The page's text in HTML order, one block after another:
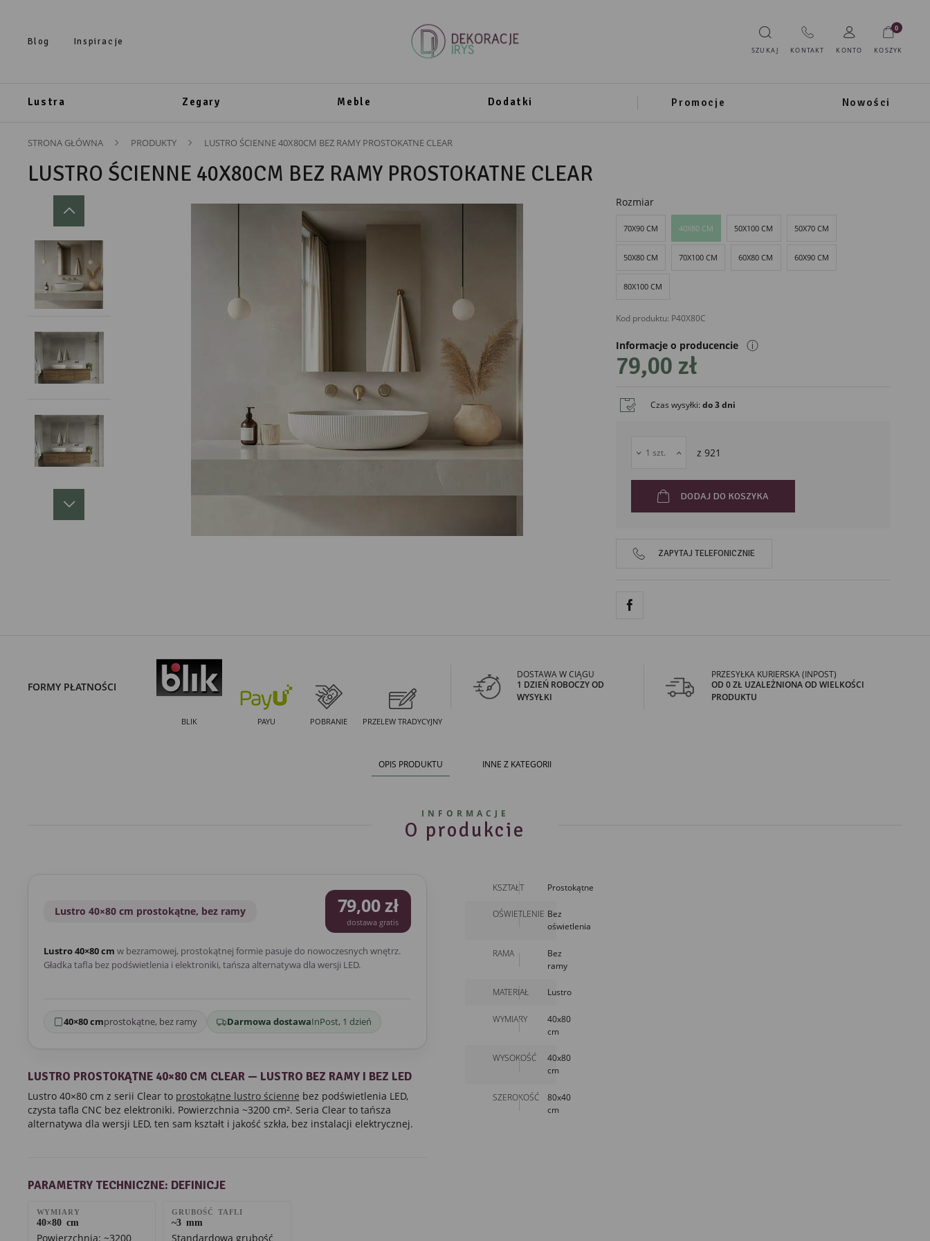
Blog Inspiracje
SZUKAJ KONTAKT KONTO KOSZYK
0
Lustra Zegary Meble Dodatki Promocje Nowości
STRONA GŁÓWNA PRODUKTY LUSTRO ŚCIENNE 40X80CM BEZ RAMY PROSTOKATNE CLEAR
LUSTRO ŚCIENNE 40X80CM BEZ RAMY PROSTOKATNE CLEAR
Rozmiar
70X90 CM 40X80 CM 50X100 CM 50X70 CM
50X80 CM 70X100 CM 60X80 CM 60X90 CM
80X100 CM
Kod produktu: P40X80C
Informacje o producencie
DekoracjeIrys.pl Paweł Ćwikliński
726689468
biuro@dekoracjeirys.pl
Ul. Leśna 13
ⓘ
79,00 zł
Czas wysyłki:do 3 dni
z 921
DODAJ DO KOSZYKA
ZAPYTAJ TELEFONICZNIE
FORMY PŁATNOŚCI
BLIK PAYU POBRANIE PRZELEW TRADYCYJNY
DOSTAWA W CIĄGU
1 DZIEŃ ROBOCZY OD
WYSYŁKI
PRZESYŁKA KURIERSKA (INPOST)
OD 0 ZŁ UZALEŻNIONA OD WIELKOŚCI
PRODUKTU
OPIS PRODUKTU INNE Z KATEGORII
INFORMACJE
O produkcie
Lustro 40×80 cm prostokątne, bez ramy 79,00 zł
dostawa gratis
Lustro 40×80 cm w bezramowej, prostokątnej formie pasuje do nowoczesnych wnętrz.
Gładka tafla bez podświetlenia i elektroniki, tańsza alternatywa dla wersji LED.
40×80 cmprostokątne, bez ramy Darmowa dostawaInPost, 1 dzień
LUSTRO PROSTOKĄTNE 40×80 CM CLEAR — LUSTRO BEZ RAMY I BEZ LED
Lustro 40×80 cm z serii Clear to prostokątne lustro ścienne bez podświetlenia LED,
czysta tafla CNC bez elektroniki. Powierzchnia ~3200 cm². Seria Clear to tańsza
alternatywa dla wersji LED, ten sam kształt i jakość szkła, bez instalacji elektrycznej.
PARAMETRY TECHNICZNE: DEFINICJE
WYMIARY
40×80 cm
Powierzchnia: ~3200
GRUBOŚĆ TAFLI
~3 mm
Standardowa grubość
KSZTAŁT Prostokątne
OŚWIETLENIE Bez
oświetlenia
RAMA
Bez
ramy
MATERIAŁ Lustro
WYMIARY
40x80
cm
WYSOKOŚĆ
40x80
cm
SZEROKOŚĆ
80x40
cm